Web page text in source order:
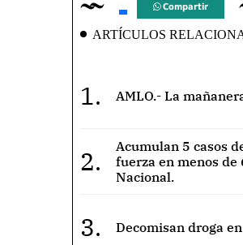
Compartir
ARTÍCULOS
1. AMLO.- La
2.
Acumulan 5 casos
fuerza en menos de
Nacional.
3. Decomisan droga